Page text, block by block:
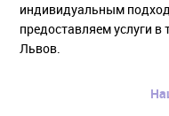
индивидуальным
предоставляем услуги в
Львов.